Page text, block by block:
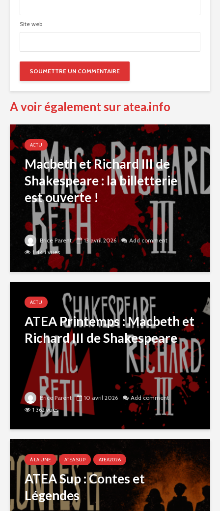
Site web
A voir également sur atea.info
ACTU
Macbeth et Richard III de
Shakespeare : la billetterie
est ouverte !
Brice Parent 13 avril 2026
Add comment
1 444 vues
ACTU
ATEA Printemps : Macbeth et
Richard III de Shakespeare
Brice Parent 10 avril 2026
Add comment
1 362 vues
À LA UNE ATEA SUP ATEA2026
ATEA Sup : Contes et
Légendes